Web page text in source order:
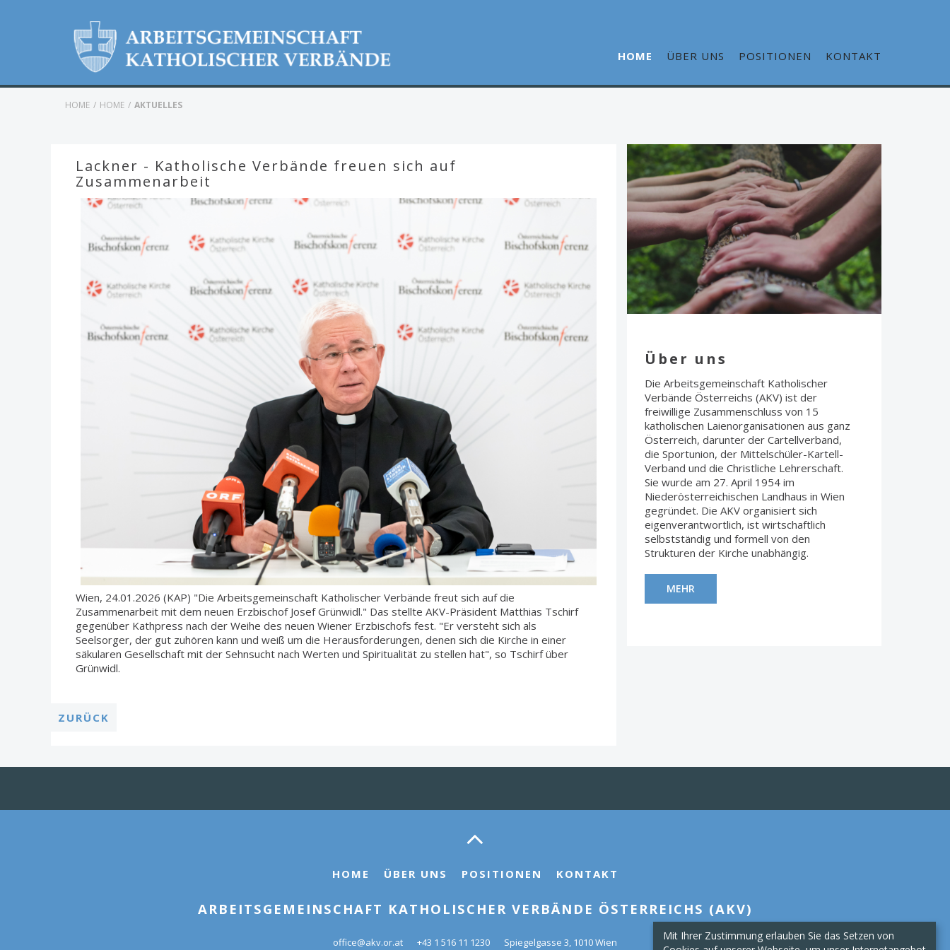
HOME ÜBER UNS POSITIONEN KONTAKT
HOME HOME AKTUELLES
Lackner - Katholische Verbände freuen sich auf
Zusammenarbeit
Wien, 24.01.2026 (KAP) "Die Arbeitsgemeinschaft Katholischer Verbände freut sich auf die
Zusammenarbeit mit dem neuen Erzbischof Josef Grünwidl." Das stellte AKV-Präsident Matthias Tschirf
gegenüber Kathpress nach der Weihe des neuen Wiener Erzbischofs fest. "Er versteht sich als
Seelsorger, der gut zuhören kann und weiß um die Herausforderungen, denen sich die Kirche in einer
säkularen Gesellschaft mit der Sehnsucht nach Werten und Spiritualität zu stellen hat", so Tschirf über
Grünwidl.
ZURÜCK
Über uns
Die Arbeitsgemeinschaft Katholischer
Verbände Österreichs (AKV) ist der
freiwillige Zusammenschluss von 15
katholischen Laienorganisationen aus ganz
Österreich, darunter der Cartellverband,
die Sportunion, der Mittelschüler-Kartell-
Verband und die Christliche Lehrerschaft.
Sie wurde am 27. April 1954 im
Niederösterreichischen Landhaus in Wien
gegründet. Die AKV organisiert sich
eigenverantwortlich, ist wirtschaftlich
selbstständig und formell von den
Strukturen der Kirche unabhängig.
MEHR
HOME ÜBER UNS POSITIONEN KONTAKT
ARBEITSGEMEINSCHAFT KATHOLISCHER VERBÄNDE ÖSTERREICHS (AKV)
office@akv.or.at +43 1 516 11 1230 Spiegelgasse 3, 1010 Wien
Mit Ihrer Zustimmung erlauben Sie das Setzen von